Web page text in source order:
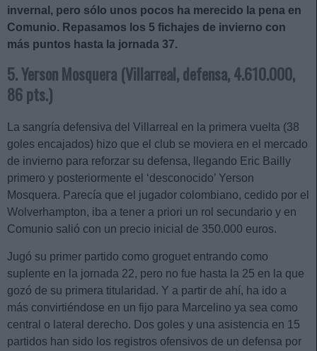
invernal, pero sólo unos pocos ha merecido la pena en
Comunio. Repasamos los 5 fichajes de invierno con
más puntos hasta la jornada 37.
5. Yerson Mosquera (Villarreal, defensa, 4.610.000,
86 pts.)
La sangría defensiva del Villarreal en la primera vuelta (38
goles encajados) hizo que el club se moviera en el mercado
de invierno para reforzar su defensa, llegando Eric Bailly
primero y posteriormente el ‘desconocido’ Yerson
Mosquera. Parecía que el jugador colombiano, cedido por el
Wolverhampton, iba a tener a priori un rol secundario y en
Comunio salió con un precio inicial de 350.000 euros.
Jugó su primer partido como groguet entrando como
suplente en la jornada 22, pero no fue hasta la 25 en la que
gozó de su primera titularidad. Y a partir de ahí, ha ido a
más convirtiéndose en un fijo para Marcelino ya sea como
central o lateral derecho. Dos goles y una asistencia en 15
partidos han sido los registros ofensivos de un defensa por